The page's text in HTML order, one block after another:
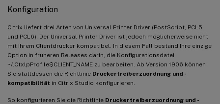
Konfiguration
Citrix liefert drei Arten von Universal Printer Driver (PostScript, PCL5
und PCL6). Der Universal Printer Driver ist jedoch möglicherweise nicht
mit Ihrem Clientdrucker kompatibel. In diesem Fall bestand Ihre einzige
Option in früheren Releases darin, die Konfigurationsdatei
~/.CtxlpProfile$CLIENT_NAME zu bearbeiten. Ab Version 1906 können
Sie stattdessen die Richtlinie Druckertreiberzuordnung und -
kompatibilität in Citrix Studio konfigurieren.
So konfigurieren Sie die Richtlinie Druckertreiberzuordnung und -